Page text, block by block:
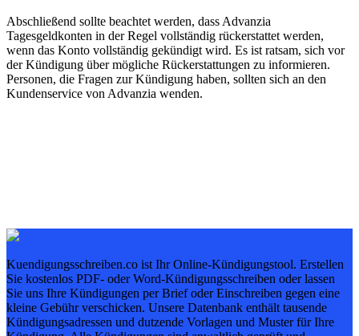
Abschließend sollte beachtet werden, dass Advanzia
Tagesgeldkonten in der Regel vollständig rückerstattet werden,
wenn das Konto vollständig gekündigt wird. Es ist ratsam, sich vor
der Kündigung über mögliche Rückerstattungen zu informieren.
Personen, die Fragen zur Kündigung haben, sollten sich an den
Kundenservice von Advanzia wenden.
Kuendigungsschreiben.co ist Ihr Online-Kündigungstool. Erstellen
Sie kostenlos PDF- oder Word-Kündigungsschreiben oder lassen
Sie uns Ihre Kündigungen per Brief oder Einschreiben gegen eine
kleine Gebühr verschicken. Unsere Datenbank enthält tausende
Kündigungsadressen und dutzende Vorlagen und Muster für Ihre